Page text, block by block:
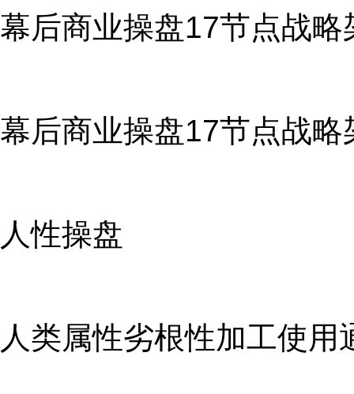
幕后商业操盘17节点战略
幕后商业操盘17节点战
人性操盘
人类属性劣根性加工使用